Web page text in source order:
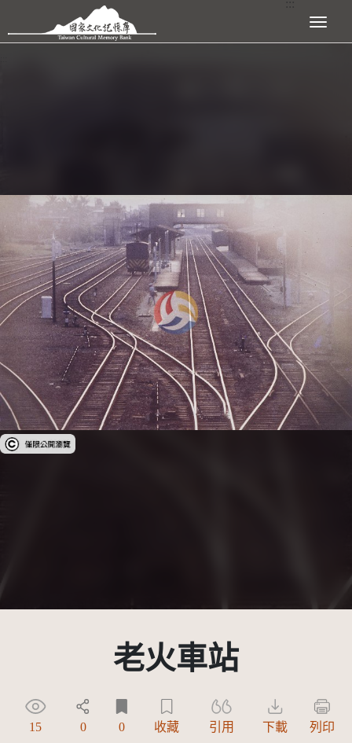
跳到主要內容區塊 展開選單
受著作權法保護-僅限於本平台有限度公開瀏覽
老火車站
15 0 0 收藏 引用 下載 列印